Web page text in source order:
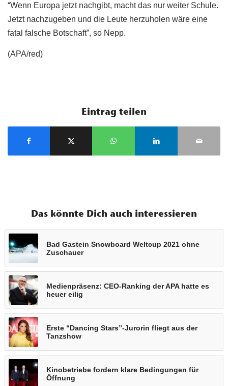
“Wenn Europa jetzt nachgibt, macht das nur weiter Schule.
Jetzt nachzugeben und die Leute herzuholen wäre eine
fatal falsche Botschaft”, so Nepp.
(APA/red)
Eintrag teilen
Das könnte Dich auch interessieren
Bad Gastein Snowboard Weltcup 2021 ohne
Zuschauer
Medienpräsenz: CEO-Ranking der APA hatte es
heuer eilig
Erste “Dancing Stars”-Jurorin fliegt aus der
Tanzshow
Kinobetriebe fordern klare Bedingungen für
Öffnung